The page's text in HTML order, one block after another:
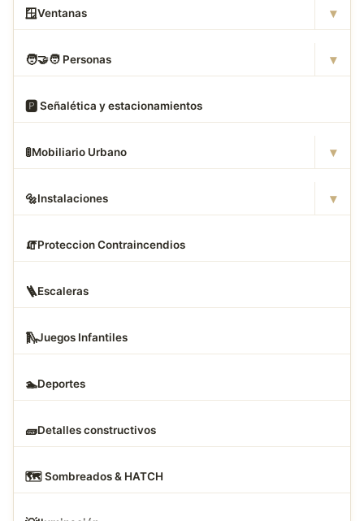
🪟Ventanas ▾
🧑‍🤝‍🧑 Personas ▾
🅿️ Señalética y estacionamientos
🚦Mobiliario Urbano ▾
🔩Instalaciones ▾
🧯Proteccion Contraincendios
🪜Escaleras
🛝Juegos Infantiles
🏊Deportes
🧱Detalles constructivos
🗺️ Sombreados & HATCH